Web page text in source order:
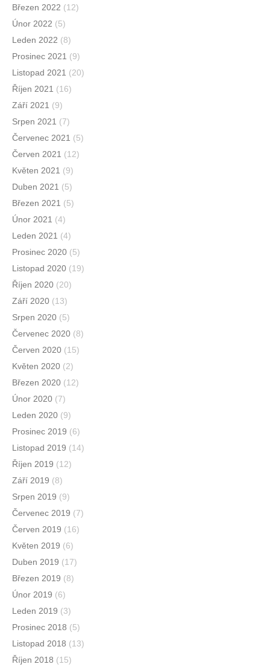
Březen 2022 (12)
Únor 2022 (5)
Leden 2022 (8)
Prosinec 2021 (9)
Listopad 2021 (20)
Říjen 2021 (16)
Září 2021 (9)
Srpen 2021 (7)
Červenec 2021 (5)
Červen 2021 (12)
Květen 2021 (9)
Duben 2021 (5)
Březen 2021 (5)
Únor 2021 (4)
Leden 2021 (4)
Prosinec 2020 (5)
Listopad 2020 (19)
Říjen 2020 (20)
Září 2020 (13)
Srpen 2020 (5)
Červenec 2020 (8)
Červen 2020 (15)
Květen 2020 (2)
Březen 2020 (12)
Únor 2020 (7)
Leden 2020 (9)
Prosinec 2019 (6)
Listopad 2019 (14)
Říjen 2019 (12)
Září 2019 (8)
Srpen 2019 (9)
Červenec 2019 (7)
Červen 2019 (16)
Květen 2019 (6)
Duben 2019 (17)
Březen 2019 (8)
Únor 2019 (6)
Leden 2019 (3)
Prosinec 2018 (5)
Listopad 2018 (13)
Říjen 2018 (15)